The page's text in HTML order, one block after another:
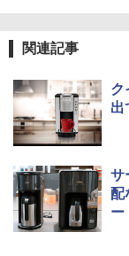
関連記事
ク
出
サ
配
ー